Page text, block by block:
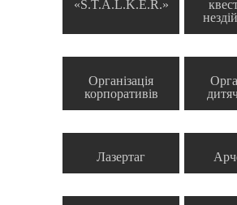
«S.T.A.L.K.E.R.»
Організація
корпоративів
Лазертаг